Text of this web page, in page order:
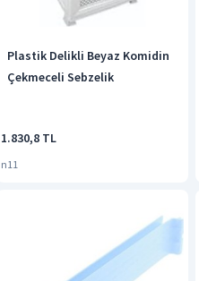
Plastik Delikli Beyaz Komidin
Çekmeceli Sebzelik
1.830,8 TL
n11